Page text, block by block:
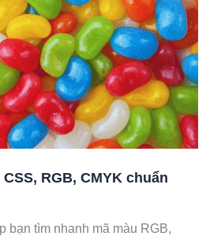
RGB, CMYK chuẩn
bạn tìm nhanh mã màu RGB,